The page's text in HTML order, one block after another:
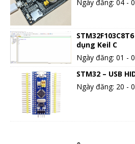
Ngày đăng: 04 -
dụng Keil C
Ngày đăng: 01 -
STM32 – USB
Ngày đăng: 20 -